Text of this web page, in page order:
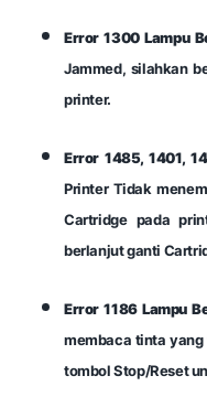
Error 1300 Lampu
Jammed, silahkan
printer.
Error 1485, 1401,
Printer Tidak
Cartridge pada
berlanjut ganti
Error 1186 Lampu
membaca tinta
tombol Stop/Reset